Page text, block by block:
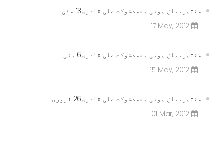
مختصربیان صوفی محمدشوکت علی قادری13 مئی
17 May, 2012
مختصربیان صوفی محمدشوکت علی قادری6 مئی
15 May, 2012
مختصربیان صوفی محمدشوکت علی قادری26 فروری
01 Mar, 2012